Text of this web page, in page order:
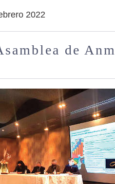
2022
de